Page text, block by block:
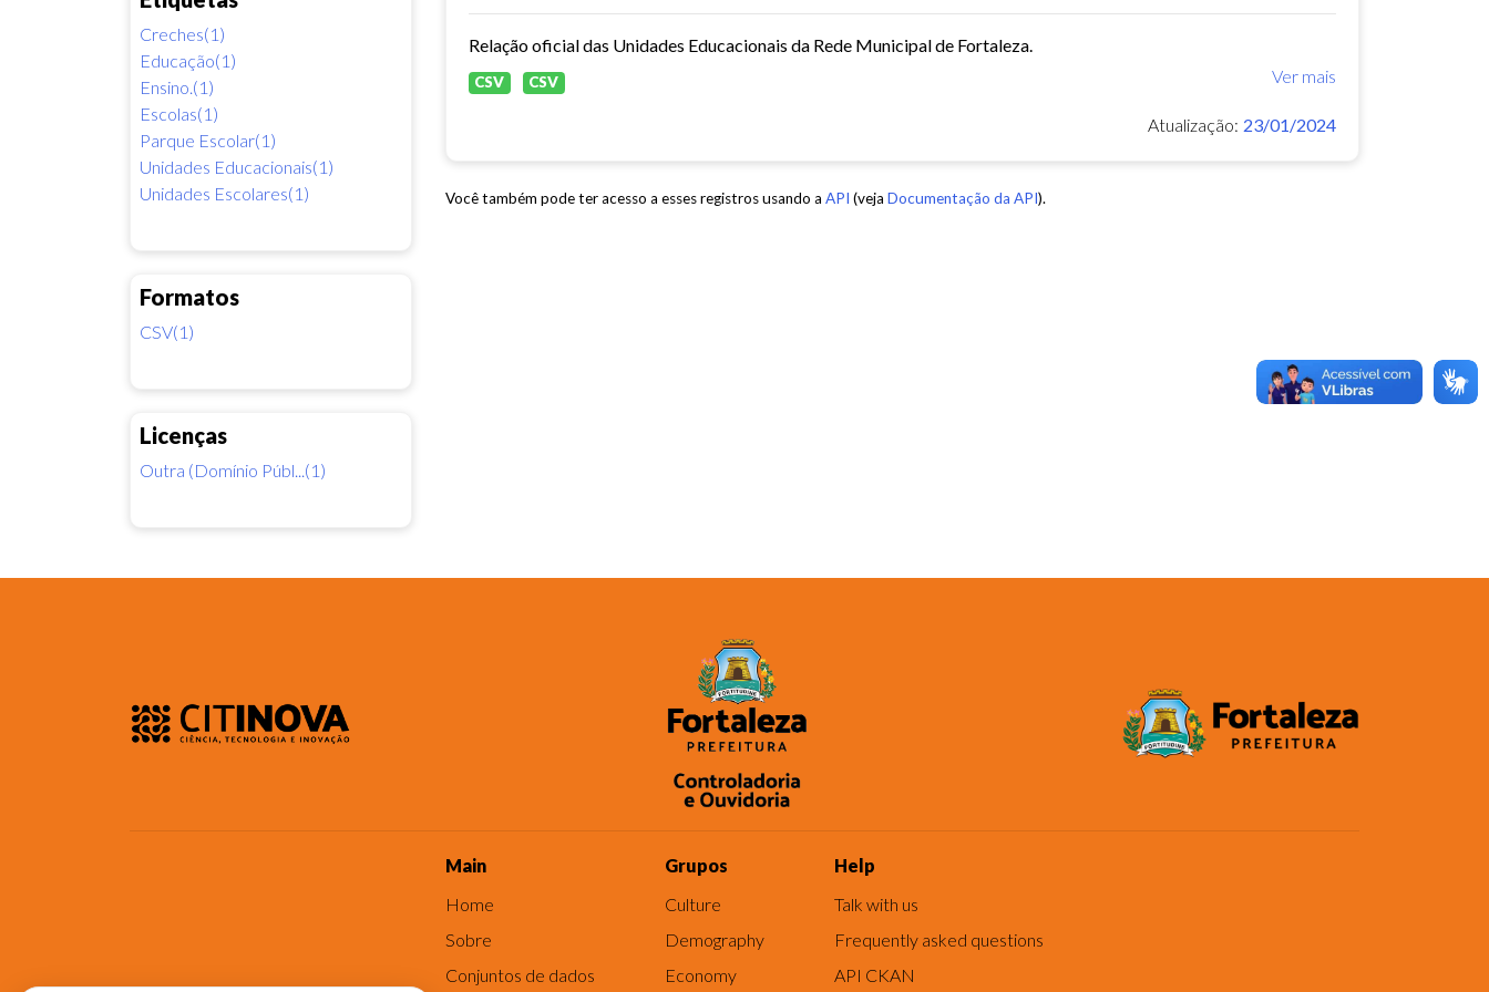
Creches(1)
Educação(1)
Ensino.(1)
Escolas(1)
Parque Escolar(1)
Unidades Educacionais(1)
Unidades Escolares(1)
Formatos
CSV(1)
Licenças
Outra (Domínio Públ...(1)
Relação oficial das Unidades Educacionais da Rede Municipal de Fortaleza.
Ver mais
CSV CSV
Atualização: 23/01/2024
Você também pode ter acesso a esses registros usando a API (veja Documentação da API).
Main
Home
Sobre
Conjuntos de dados
Grupos
Culture
Demography
Economy
Help
Talk with us
Frequently asked questions
API CKAN